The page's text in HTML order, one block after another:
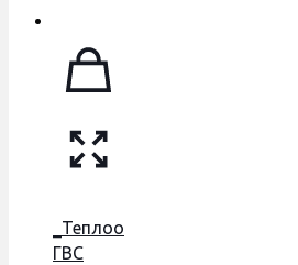
_Теплообменник
ГВС